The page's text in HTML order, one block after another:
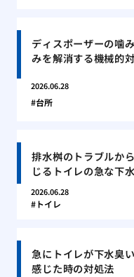
ディスポーザーの噛
みを解消する機械的
2026.06.28
台所
排水桝のトラブルか
じるトイレの急な下
2026.06.28
トイレ
急にトイレが下水臭
感じた時の対処法